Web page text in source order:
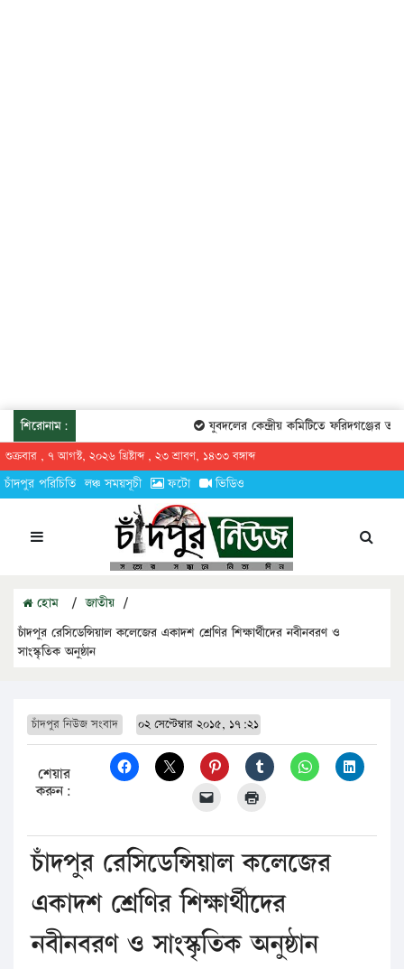
শিরোনাম: যুবদলের কেন্দ্রীয় কমিটিতে ফরিদগঞ্জের তারেকুর
শুক্রবার , ৭ আগস্ট, ২০২৬ খ্রিষ্টাব্দ , ২৩ শ্রাবণ, ১৪৩৩ বঙ্গাব্দ
চাঁদপুর পরিচিতি লঞ্চ সময়সূচী ফটো ভিডিও
হোম / জাতীয় /
চাঁদপুর রেসিডেন্সিয়াল কলেজের একাদশ শ্রেণির শিক্ষার্থীদের নবীনবরণ ও
সাংস্কৃতিক অনুষ্ঠান
চাঁদপুর নিউজ সংবাদ ০২ সেপ্টেম্বার ২০১৫, ১৭:২১
শেয়ার
করুন:
চাঁদপুর রেসিডেন্সিয়াল কলেজের
একাদশ শ্রেণির শিক্ষার্থীদের
নবীনবরণ ও সাংস্কৃতিক অনুষ্ঠান